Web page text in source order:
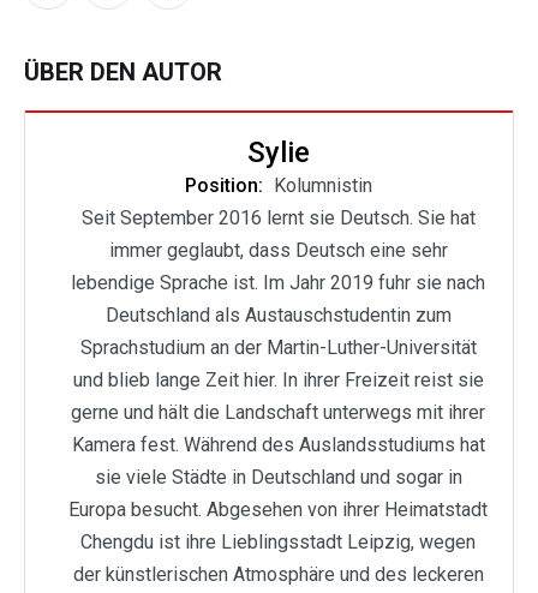
ÜBER DEN AUTOR
Sylie
Position: Kolumnistin
Seit September 2016 lernt sie Deutsch. Sie hat
immer geglaubt, dass Deutsch eine sehr
lebendige Sprache ist. Im Jahr 2019 fuhr sie nach
Deutschland als Austauschstudentin zum
Sprachstudium an der Martin-Luther-Universität
und blieb lange Zeit hier. In ihrer Freizeit reist sie
gerne und hält die Landschaft unterwegs mit ihrer
Kamera fest. Während des Auslandsstudiums hat
sie viele Städte in Deutschland und sogar in
Europa besucht. Abgesehen von ihrer Heimatstadt
Chengdu ist ihre Lieblingsstadt Leipzig, wegen
der künstlerischen Atmosphäre und des leckeren